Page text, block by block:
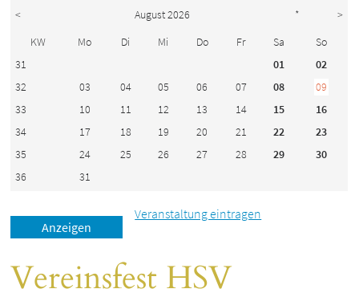
< August 2026 *
>
KW
Mo Di Mi Do Fr Sa
So
31
01
02
32
03 04 05 06 07 08
09
33
10 11 12 13 14 15
16
34
17 18 19 20 21 22
23
35
24 25 26 27 28 29
30
36
31
Veranstaltung eintragen
Vereinsfest HSV